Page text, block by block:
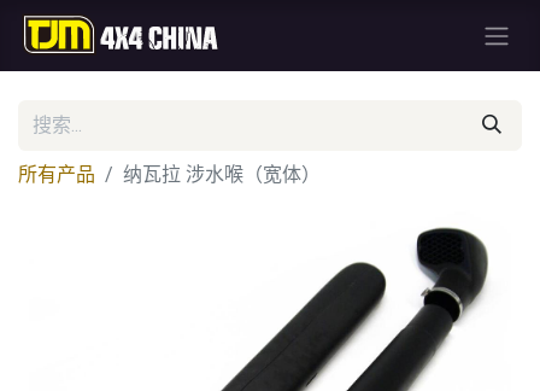
所有产品 纳瓦拉 涉水喉（宽体）